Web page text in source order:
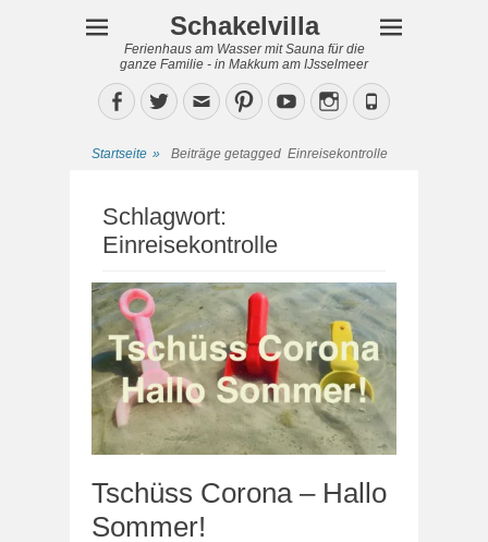
Schakelvilla
Ferienhaus am Wasser mit Sauna für die
ganze Familie - in Makkum am IJsselmeer
Facebook
TwitterEmailPinterestYouTubeInstagram
Phone
Startseite » Beiträge getagged Einreisekontrolle
Schlagwort:
Einreisekontrolle
Tschüss Corona – Hallo
Sommer!